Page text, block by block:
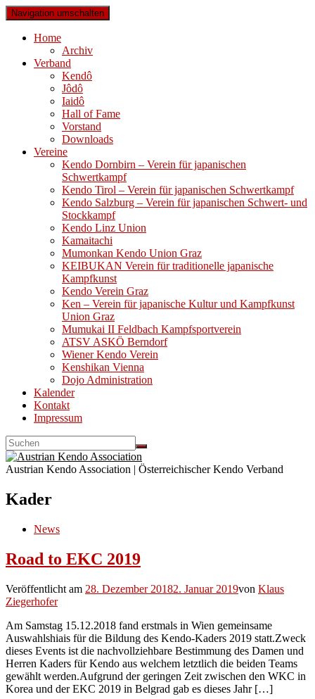
Navigation umschalten
Home
Archiv
Verband
Kendô
Jôdô
Iaidô
Hall of Fame
Vorstand
Downloads
Vereine
Kendo Dornbirn – Verein für japanischen
Schwertkampf
Kendo Tirol – Verein für japanischen Schwertkampf
Kendo Salzburg – Verein für japanischen Schwert- und
Stockkampf
Kendo Linz Union
Kamaitachi
Mumonkan Kendo Union Graz
KEIBUKAN Verein für traditionelle japanische
Kampfkunst
Kendo Verein Graz
Ken – Verein für japanische Kultur und Kampfkunst
Union Graz
Mumukai II Feldbach Kampfsportverein
ATSV ASKÖ Berndorf
Wiener Kendo Verein
Kenshikan Vienna
Dojo Administration
Kalender
Kontakt
Impressum
Austrian Kendo Association | Österreichischer Kendo Verband
Kader
News
Road to EKC 2019
Veröffentlicht am 28. Dezember 20182. Januar 2019von Klaus
Ziegerhofer
Am Samstag 15.12.2018 fand erstmals in Wien gemeinsame
Auswahlshiais für die Bildung des Kendo-Kaders 2019 statt.Zweck
dieses Events ist die nachvollziehbare Bestimmung des Damen und
Herren Kaders für Kendo aus welchem letztlich die beiden Teams
gewählt werden.Aufgrund der geringen Zeit zwischen den WKC in
Korea und der EKC 2019 in Belgrad gab es dieses Jahr […]